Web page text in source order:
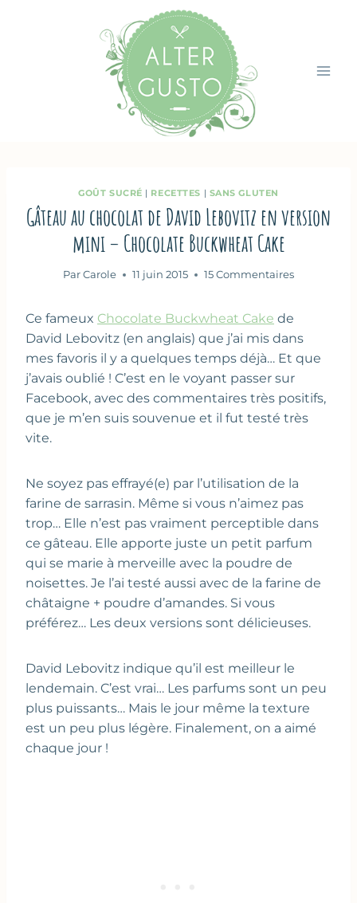
GOÛT SUCRÉ | RECETTES | SANS GLUTEN
Gâteau au chocolat de David Lebovitz en version
mini – Chocolate Buckwheat Cake
Par Carole 11 juin 2015 15 Commentaires
Ce fameux Chocolate Buckwheat Cake de
David Lebovitz (en anglais) que j’ai mis dans
mes favoris il y a quelques temps déjà… Et que
j’avais oublié ! C’est en le voyant passer sur
Facebook, avec des commentaires très positifs,
que je m’en suis souvenue et il fut testé très
vite.
Ne soyez pas effrayé(e) par l’utilisation de la
farine de sarrasin. Même si vous n’aimez pas
trop… Elle n’est pas vraiment perceptible dans
ce gâteau. Elle apporte juste un petit parfum
qui se marie à merveille avec la poudre de
noisettes. Je l’ai testé aussi avec de la farine de
châtaigne + poudre d’amandes. Si vous
préférez… Les deux versions sont délicieuses.
David Lebovitz indique qu’il est meilleur le
lendemain. C’est vrai… Les parfums sont un peu
plus puissants… Mais le jour même la texture
est un peu plus légère. Finalement, on a aimé
chaque jour !